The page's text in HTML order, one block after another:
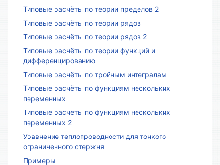
Типовые расчёты по теории пределов 2
Типовые расчёты по теории рядов
Типовые расчёты по теории рядов 2
Типовые расчёты по теории функций и
дифференцированию
Типовые расчёты по тройным интегралам
Типовые расчёты по функциям нескольких
переменных
Типовые расчёты по функциям нескольких
переменных 2
Уравнение теплопроводности для тонкого
ограниченного стержня
Примеры